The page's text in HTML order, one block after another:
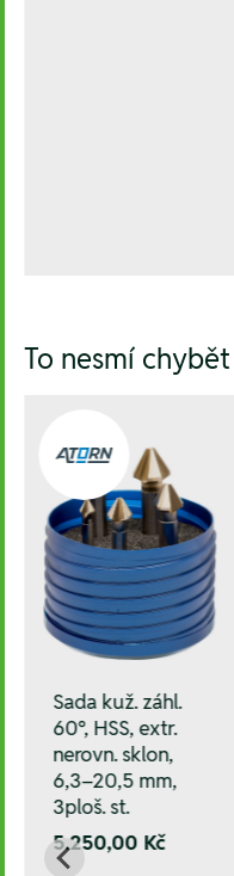
To nesmí
Sada kuž. záhl.
60°, HSS, extr.
nerovn. sklon,
6,3–20,5 mm,
3ploš. st.
5.250,00 Kč